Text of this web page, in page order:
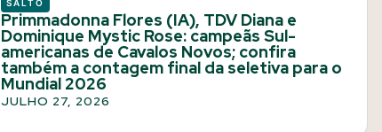
SALTO
Primmadonna Flores (IA), TDV Diana e
Dominique Mystic Rose: campeãs Sul-
americanas de Cavalos Novos; confira
também a contagem final da seletiva para o
Mundial 2026
JULHO 27, 2026